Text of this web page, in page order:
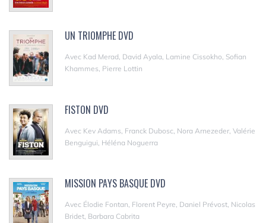
UN TRIOMPHE DVD
Avec Kad Merad, David Ayala, Lamine Cissokho, Sofian
Khammes, Pierre Lottin
FISTON DVD
Avec Kev Adams, Franck Dubosc, Nora Arnezeder, Valérie
Benguigui, Héléna Noguerra
MISSION PAYS BASQUE DVD
Avec Élodie Fontan, Florent Peyre, Daniel Prévost, Nicolas
Bridet, Barbara Cabrita